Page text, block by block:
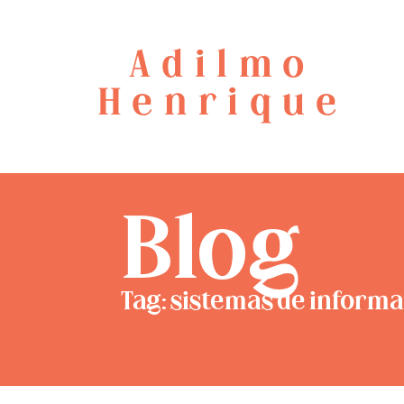
Adilmo
Henrique
Blog
Tag: sistemas de